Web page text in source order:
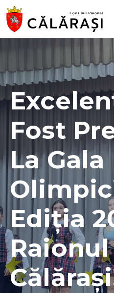
și
evenimente
Transparență
decizională
Comisii
raionale
Funcții
Contacte
Fost
La Gala
Ediția
Raionul